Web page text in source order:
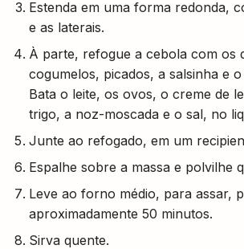
Estenda em uma forma redonda,
e as laterais.
À parte, refogue a cebola com os
cogumelos, picados, a salsinha e o
Bata o leite, os ovos, o creme de
trigo, a noz-moscada e o sal, no
Junte ao refogado, em um
Espalhe sobre a massa e polvilhe
Leve ao forno médio, para assar,
aproximadamente 50 minutos.
Sirva quente.